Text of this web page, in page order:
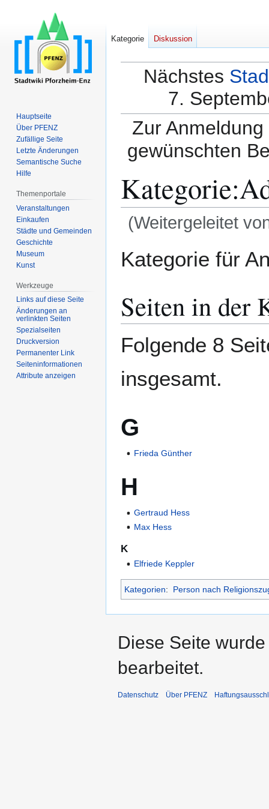
Nächstes
7.
Zur
gewünschten
Kategorie:
(Weitergeleitet
Navigation
Suche
Kategorie für
Seiten in der
Folgende 8
insgesamt.
G
Frieda Günther
H
Gertraud Hess
Max Hess
K
Elfriede Keppler
Kategorien: Person nach
Kategorie Diskussion
Hauptseite
Über PFENZ
Zufällige Seite
Letzte Änderungen
Semantische Suche
Hilfe
Themenportale
Veranstaltungen
Einkaufen
Städte und Gemeinden
Geschichte
Museum
Kunst
Werkzeuge
Links auf diese Seite
Änderungen an
verlinkten Seiten
Spezialseiten
Druckversion
Permanenter Link
Seiten­­informationen
Attribute anzeigen
Diese Seite
bearbeitet.
Datenschutz Über PFENZ